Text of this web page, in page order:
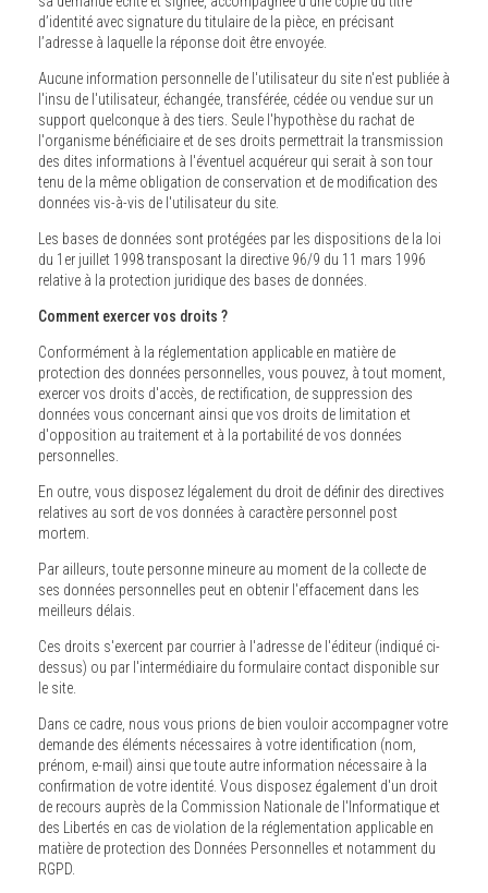
d’identité avec signature du titulaire de la pièce, en précisant
l’adresse à laquelle la réponse doit être envoyée.
Aucune information personnelle de l'utilisateur du site n'est publiée à
l'insu de l'utilisateur, échangée, transférée, cédée ou vendue sur un
support quelconque à des tiers. Seule l'hypothèse du rachat de
l'organisme bénéficiaire et de ses droits permettrait la transmission
des dites informations à l'éventuel acquéreur qui serait à son tour
tenu de la même obligation de conservation et de modification des
données vis-à-vis de l'utilisateur du site.
Les bases de données sont protégées par les dispositions de la loi
du 1er juillet 1998 transposant la directive 96/9 du 11 mars 1996
relative à la protection juridique des bases de données.
Comment exercer vos droits ?
Conformément à la réglementation applicable en matière de
protection des données personnelles, vous pouvez, à tout moment,
exercer vos droits d'accès, de rectification, de suppression des
données vous concernant ainsi que vos droits de limitation et
d'opposition au traitement et à la portabilité de vos données
personnelles.
En outre, vous disposez légalement du droit de définir des directives
relatives au sort de vos données à caractère personnel post
mortem.
Par ailleurs, toute personne mineure au moment de la collecte de
ses données personnelles peut en obtenir l'effacement dans les
meilleurs délais.
Ces droits s'exercent par courrier à l'adresse de l'éditeur (indiqué ci-
dessus) ou par l'intermédiaire du formulaire contact disponible sur
le site.
Dans ce cadre, nous vous prions de bien vouloir accompagner votre
demande des éléments nécessaires à votre identification (nom,
prénom, e-mail) ainsi que toute autre information nécessaire à la
confirmation de votre identité. Vous disposez également d'un droit
de recours auprès de la Commission Nationale de l'Informatique et
des Libertés en cas de violation de la réglementation applicable en
matière de protection des Données Personnelles et notamment du
RGPD.